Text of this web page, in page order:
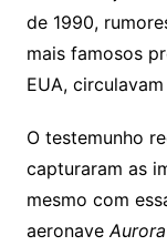
de 1990,
mais famosos
EUA,
O testemunho
capturaram as
mesmo com
aeronave Aurora